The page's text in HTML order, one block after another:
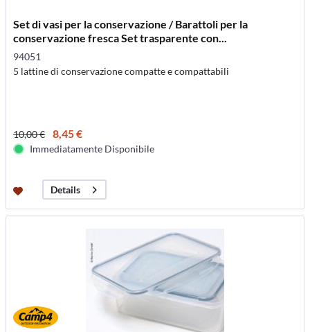
Set di vasi per la conservazione / Barattoli per la
conservazione fresca Set trasparente con...
94051
5 lattine di conservazione compatte e compattabili
10,00 € 8,45 €
Immediatamente Disponibile
Details